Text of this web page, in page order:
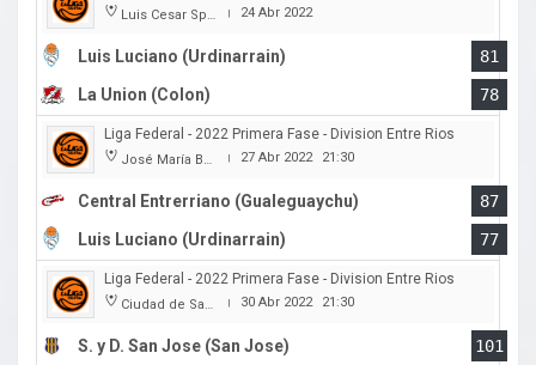
Luis Cesar Spiazzi | 24 Abr 2022
Luis Luciano (Urdinarrain)
81
La Union (Colon)
78
Liga Federal - 2022 Primera Fase - Division Entre Rios
José María Bertora | 27 Abr 2022 21:30
Central Entrerriano (Gualeguaychu)
87
Luis Luciano (Urdinarrain)
77
Liga Federal - 2022 Primera Fase - Division Entre Rios
Ciudad de San Jose | 30 Abr 2022 21:30
S. y D. San Jose (San Jose)
101